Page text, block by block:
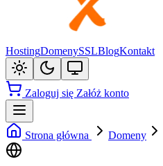
HostingDomenySSLBlogKontakt
Zaloguj się Załóż konto
Strona główna Domeny